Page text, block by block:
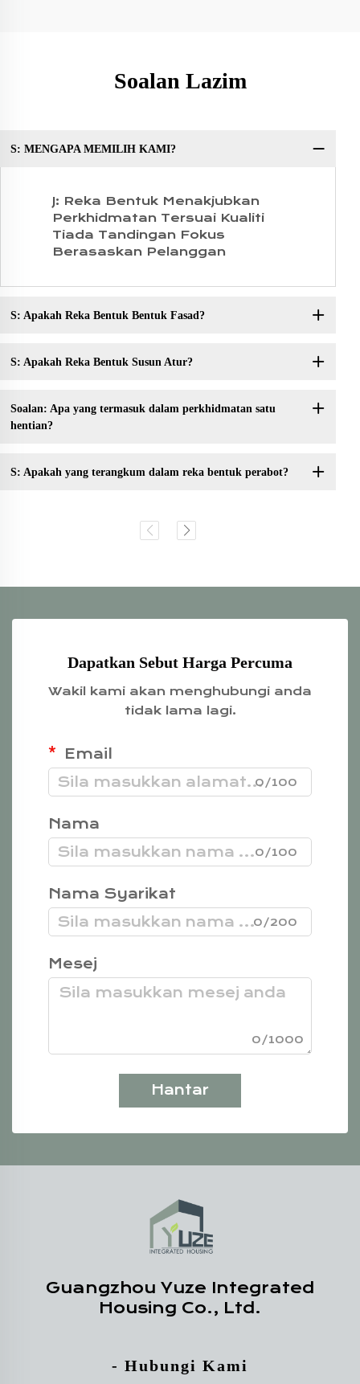
Soalan Lazim
S: MENGAPA MEMILIH KAMI?
J: Reka Bentuk Menakjubkan
Perkhidmatan Tersuai Kualiti
Tiada Tandingan Fokus
Berasaskan Pelanggan
S: Apakah Reka Bentuk Bentuk Fasad?
S: Apakah Reka Bentuk Susun Atur?
Soalan: Apa yang termasuk dalam perkhidmatan satu
hentian?
S: Apakah yang terangkum dalam reka bentuk perabot?
Dapatkan Sebut Harga Percuma
Wakil kami akan menghubungi anda
tidak lama lagi.
Email
0/100
Nama
0/100
Nama Syarikat
0/200
Mesej
0/1000
Hantar
Guangzhou Yuze Integrated
Housing Co., Ltd.
- Hubungi Kami